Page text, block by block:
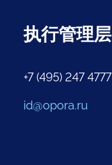
执行管理层
+7 (495) 247 4777
id@opora.ru